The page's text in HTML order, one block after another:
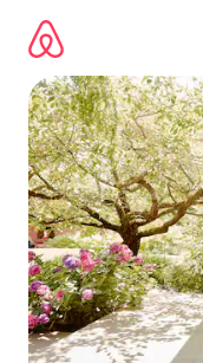
directement
contenu